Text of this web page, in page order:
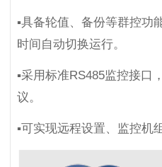
▪具备轮值、备份等群控功
时间自动切换运行。
▪采用标准RS485监控接口
议。
▪可实现远程设置、监控机